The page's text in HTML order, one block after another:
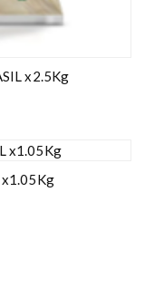
x2.5Kg
x1.05Kg